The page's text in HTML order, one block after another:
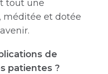
tout une
méditée et dotée
de
patientes ?